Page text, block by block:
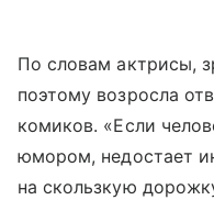
По словам актрисы,
поэтому возросла
комиков. «Если
юмором, недостает
на скользкую